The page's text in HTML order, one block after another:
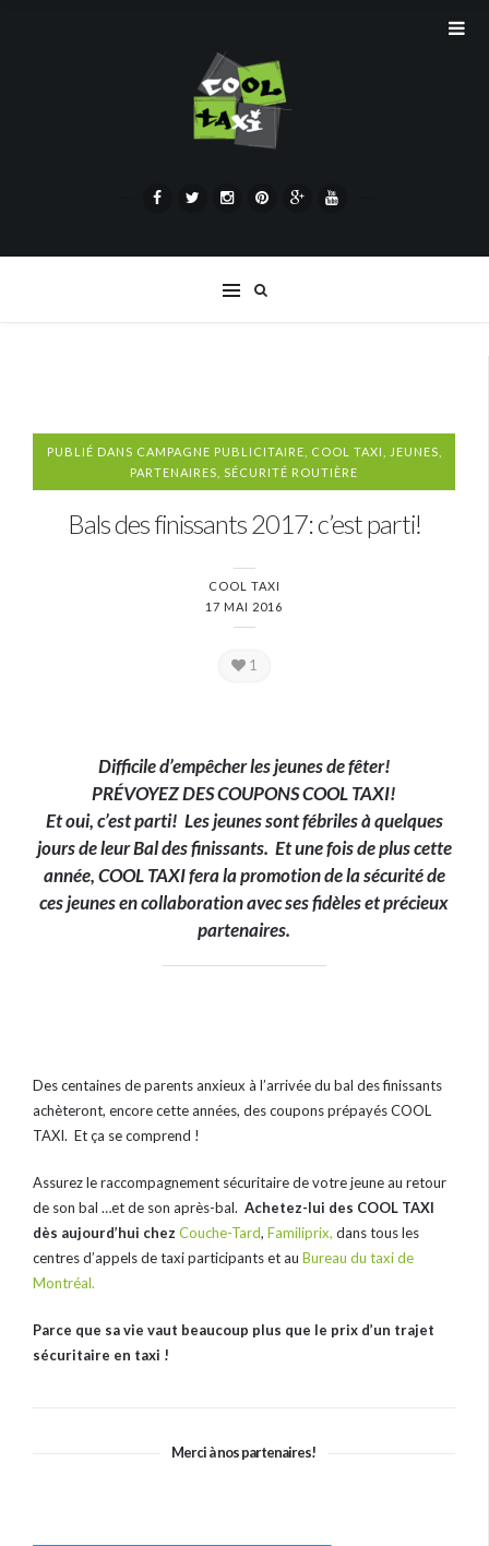
PUBLIÉ DANS CAMPAGNE PUBLICITAIRE COOL TAXI JEUNES
PARTENAIRES SÉCURITÉ ROUTIÈRE
Bals des finissants 2017: c’est parti!
COOL TAXI
17 MAI 2016
1
Difficile d’empêcher les jeunes de fêter!
PRÉVOYEZ DES COUPONS COOL TAXI!
Et oui, c’est parti! Les jeunes sont fébriles à quelques
jours de leur Bal des finissants. Et une fois de plus cette
année, COOL TAXI fera la promotion de la sécurité de
ces jeunes en collaboration avec ses fidèles et précieux
partenaires.
Des centaines de parents anxieux à l’arrivée du bal des finissants
achèteront, encore cette années, des coupons prépayés COOL
TAXI. Et ça se comprend !
Assurez le raccompagnement sécuritaire de votre jeune au retour
de son bal …et de son après-bal. Achetez-lui des COOL TAXI
dès aujourd’hui chez Couche-Tard, Familiprix, dans tous les
centres d’appels de taxi participants et au Bureau du taxi de
Montréal.
Parce que sa vie vaut beaucoup plus que le prix d’un trajet
sécuritaire en taxi !
Merci à nos partenaires!